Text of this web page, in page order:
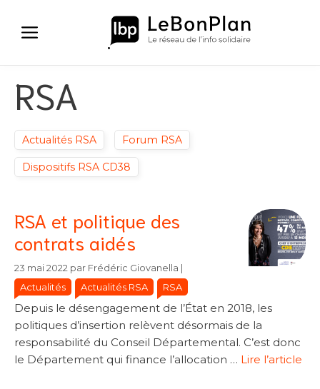
contenu
RSA
Actualités RSA Forum RSA
Dispositifs RSA CD38
RSA et politique des
contrats aidés
23 mai 2022 par Frédéric Giovanella
Actualités Actualités RSA RSA
Depuis le désengagement de l’État en 2018, les
politiques d’insertion relèvent désormais de la
responsabilité du Conseil Départemental. C’est donc
le Département qui finance l’allocation … Lire l’article